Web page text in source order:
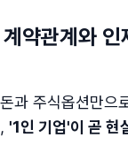
약관계와 인
과 주식옵션만으
'1인 기업'이 곧 현